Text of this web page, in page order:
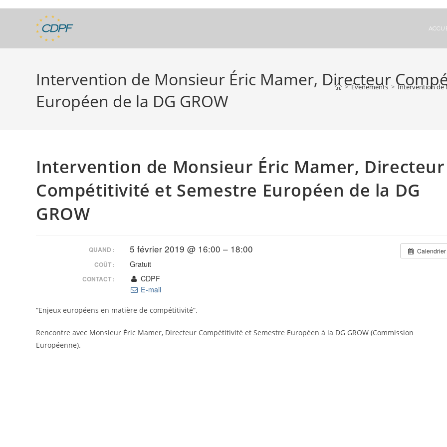
Intervention de Monsieur Éric Mamer, Directeur
Européen de la DG GROW
> Évènements > Intervention de
Intervention de Monsieur Éric Mamer, Directeur
Compétitivité et Semestre Européen de la DG
GROW
Calendrier
QUAND : 5 février 2019 @ 16:00 – 18:00
COÛT : Gratuit
CONTACT :
CDPF
E-mail
“Enjeux européens en matière de compétitivité”.
Rencontre avec Monsieur Éric Mamer, Directeur Compétitivité et Semestre Européen à la DG GROW (Commission
Européenne).